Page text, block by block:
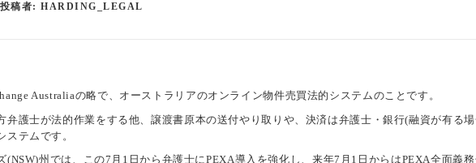
投稿者: HARDING_LEGAL
Australiaの略で、オーストラリアのオンライン物件売買法的システムのことです。
弁護士が法的作業をする他、譲渡書原本の送付やり取りや、決済は弁護士・銀行(融資が有る
ステムです。
(NSW)州では、この7月1日から弁護士にPEXA導入を強化し、来年7月1日からはPEXA全面義務